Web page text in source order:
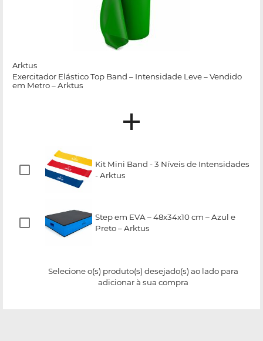
Arktus
Exercitador Elástico Top Band – Intensidade Leve – Vendido
em Metro – Arktus
Kit Mini Band - 3 Níveis de Intensidades
- Arktus
Step em EVA – 48x34x10 cm – Azul e
Preto – Arktus
Selecione o(s) produto(s) desejado(s) ao lado para
adicionar à sua compra